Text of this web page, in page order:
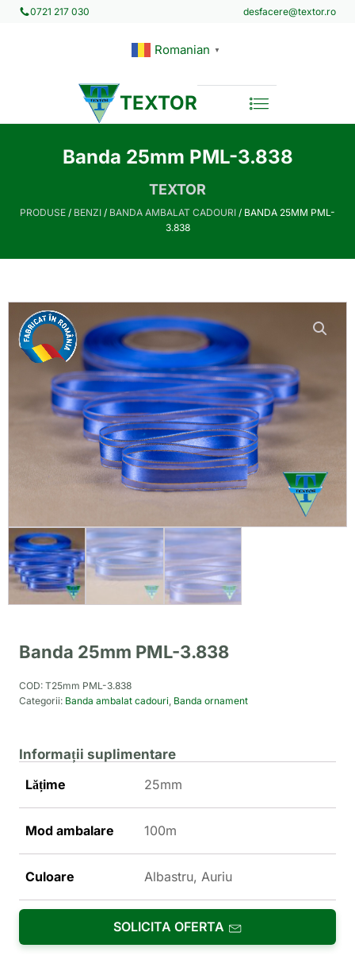
0721 217 030 desfacere@textor.ro
Romanian ▼
TEXTOR
Banda 25mm PML-3.838
TEXTOR
PRODUSE / BENZI / BANDA AMBALAT CADOURI / BANDA 25MM PML-
3.838
Banda 25mm PML-3.838
COD: T25mm PML-3.838
Categorii: Banda ambalat cadouri, Banda ornament
Informații suplimentare
Lățime
25mm
Mod ambalare 100m
Culoare Albastru, Auriu
SOLICITA OFERTA